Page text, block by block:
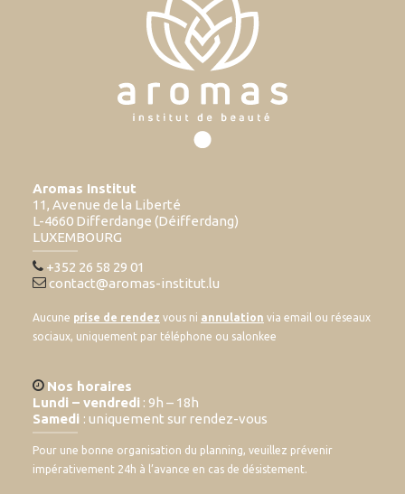
Aromas Institut
11, Avenue de la Liberté
L-4660 Differdange (Déifferdang)
LUXEMBOURG
+352 26 58 29 01
contact@aromas-institut.lu
Aucune prise de rendez vous ni annulation via email ou réseaux
sociaux, uniquement par téléphone ou salonkee
Nos horaires
Lundi – vendredi : 9h – 18h
Samedi : uniquement sur rendez-vous
Pour une bonne organisation du planning, veuillez prévenir
impérativement 24h à l’avance en cas de désistement.